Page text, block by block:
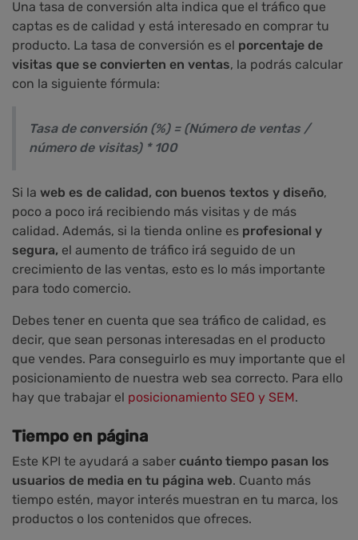
Una tasa de conversión alta indica que el tráfico que
captas es de calidad y está interesado en comprar tu
producto. La tasa de conversión es el porcentaje de
visitas que se convierten en ventas, la podrás calcular
con la siguiente fórmula:
Tasa de conversión (%) = (Número de ventas /
número de visitas) * 100
Si la web es de calidad, con buenos textos y diseño,
poco a poco irá recibiendo más visitas y de más
calidad. Además, si la tienda online es profesional y
segura, el aumento de tráfico irá seguido de un
crecimiento de las ventas, esto es lo más importante
para todo comercio.
Debes tener en cuenta que sea tráfico de calidad, es
decir, que sean personas interesadas en el producto
que vendes. Para conseguirlo es muy importante que el
posicionamiento de nuestra web sea correcto. Para ello
hay que trabajar el posicionamiento SEO y SEM.
Tiempo en página
Este KPI te ayudará a saber cuánto tiempo pasan los
usuarios de media en tu página web. Cuanto más
tiempo estén, mayor interés muestran en tu marca, los
productos o los contenidos que ofreces.